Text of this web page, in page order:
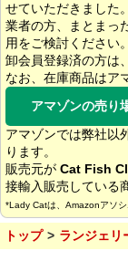
せていただきました。
業者の方、まとまっ
用をご検討ください。
卸会員登録済の方は、
なお、在庫商品はア
アマゾンの売り
アマゾンでは弊社以
ります。
販売元が Cat Fish
接輸入販売している
*Lady Catは、Amazonアソシ
トップ ランジェリ